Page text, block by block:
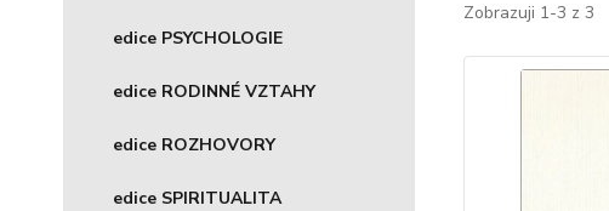
edice PSYCHOLOGIE
edice RODINNÉ VZTAHY
edice ROZHOVORY
edice SPIRITUALITA
Zobrazuji 1-3 z 3